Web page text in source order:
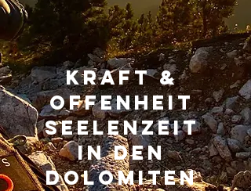
KRAFT &
offenheit
SEELENZEIT
in den
dolomiten